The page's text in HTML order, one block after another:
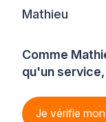
Comme
qu'un
Je vérifie
Mathieu